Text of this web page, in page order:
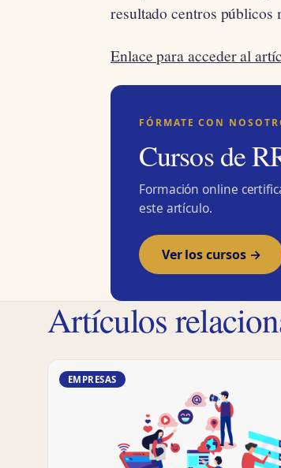
resultado centros públicos
Enlace para acceder al
FÓRMATE CON
Cursos de
Formación online
este artículo.
Ver los cursos →
Artículos
EMPRESAS